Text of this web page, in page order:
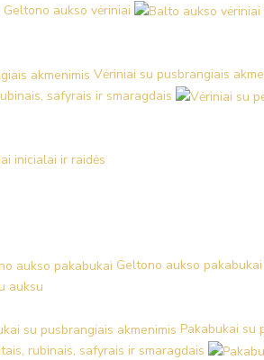
Geltono aukso vėriniai
Vėriniai su pusbrangiais
safyrais ir smaragdais
inicialai ir raidės
Geltono aukso pakabukai
auksu
Pakabukai su
rubinais, safyrais ir smaragdais